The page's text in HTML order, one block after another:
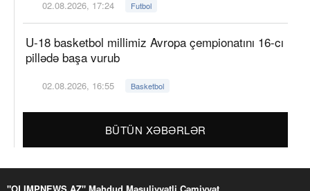
02.08.2026, 17:24 Futbol
U-18 basketbol millimiz Avropa çempionatını 16-cı
pillədə başa vurub
02.08.2026, 16:55 Basketbol
BÜTÜN XƏBƏRLƏR